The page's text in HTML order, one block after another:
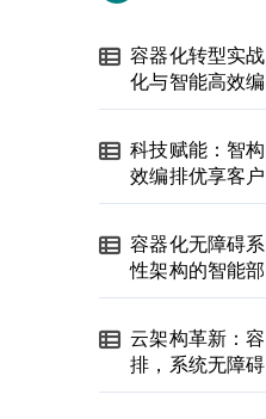
容器化转型实
化与智能高效
科技赋能：智
效编排优享客
容器化无障碍
性架构的智能
云架构革新：
排，系统无障